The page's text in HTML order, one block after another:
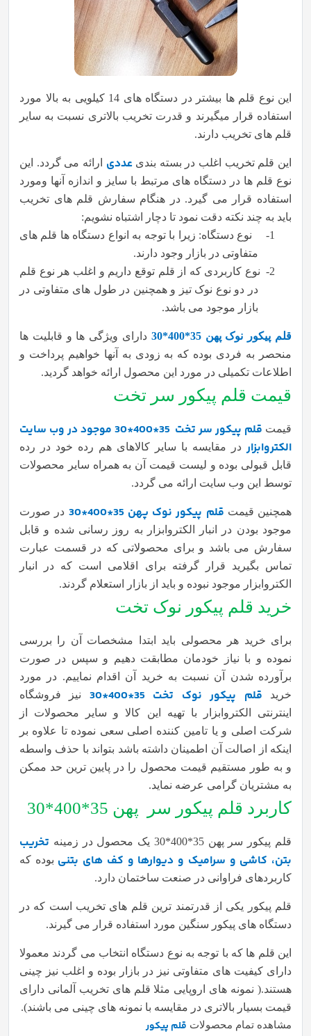
این نوع قلم ها بیشتر در دستگاه های 14 کیلویی به بالا مورد
استفاده قرار میگیرند و قدرت تخریب بالاتری نسبت به سایر
قلم های تخریب دارند.
این قلم تخریب اغلب در بسته بندیعددی ارائه می گردد. این
نوع قلم ها در دستگاه های مرتبط با سایز و اندازه آنها ومورد
استفاده قرار می گیرد. در هنگام سفارش قلم های تخریب
باید به چند نکته دقت نمود تا دچار اشتباه نشویم:
1-
نوع دستگاه: زیرا با توجه به انواع دستگاه ها قلم های
متفاوتی در بازار وجود دارند.
2-
نوع کاربردی که از قلم توقع داریم و اغلب هر نوع قلم
در دو نوع نوک تیز و همچنین در طول های متفاوتی در
بازار موجود می باشد.
قلم پیکور نوک پهن 35*400*30
دارای ویژگی ها و قابلیت ها
منحصر به فردی بوده که به زودی به آنها خواهیم پرداخت و
اطلاعات تکمیلی در مورد این محصول ارائه خواهد گردید.
قیمت قلم پیکور سر تخت
قیمت قلم پیکور سر تخت
35*400*30 موجود در وب سایت
الکتروابزار در مقایسه با سایر کالاهای هم رده خود در رده
قابل قبولی بوده و لیست قیمت آن به همراه سایر محصولات
توسط این وب سایت ارائه می گردد.
همچنین قیمت قلم پیکور نوک پهن 35*400*30
در صورت
موجود بودن در انبار الکتروابزار به روز رسانی شده و قابل
سفارش می باشد و برای محصولاتی که در قسمت عبارت
تماس بگیرید قرار گرفته برای اقلامی است که در انبار
الکتروابزار موجود نبوده و باید از بازار استعلام گردند.
خرید قلم پیکور نوک تخت
برای خرید هر محصولی باید ابتدا مشخصات آن را بررسی
نموده و با نیاز خودمان مطابقت دهیم و سپس در صورت
برآورده شدن آن نسبت به خرید آن اقدام نماییم. در مورد
خرید قلم پیکور نوک تخت 35*400*30
نیز فروشگاه
اینترنتی الکتروابزار با تهیه این کالا و سایر محصولات از
شرکت اصلی و یا تامین کننده اصلی سعی نموده تا علاوه بر
اینکه از اصالت آن اطمینان داشته باشد بتواند با حذف واسطه
و به طور مستقیم قیمت محصول را در پایین ترین حد ممکن
به مشتریان گرامی عرضه نماید.
کاربرد قلم پیکور سر پهن 35*400*30
قلم پیکور سر پهن 35*400*30 یک محصول در زمینه
تخریب
بتن، کاشی و سرامیک و دیوارها و کف های بتنی بوده که
کاربردهای فراوانی در صنعت ساختمان دارد.
قلم پیکور یکی از قدرتمند ترین قلم های تخریب است که در
دستگاه های پیکور سنگین مورد استفاده قرار می گیرند.
این قلم ها که با توجه به نوع دستگاه انتخاب می گردند معمولا
دارای کیفیت های متفاوتی نیز در بازار بوده و اغلب نیز چینی
هستند.( نمونه های اروپایی مثلا قلم های تخریب آلمانی دارای
قیمت بسیار بالاتری در مقایسه با نمونه های چینی می باشند).
مشاهده تمام محصولات قلم پیکور